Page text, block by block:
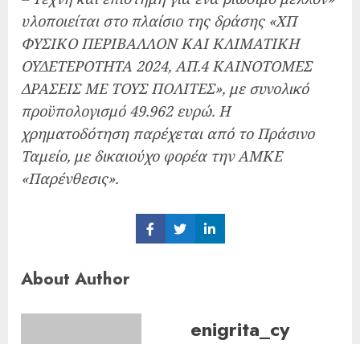
υλοποιείται στο πλαίσιο της δράσης «ΧΠ
ΦΥΣΙΚΟ ΠΕΡΙΒΑΛΛΟΝ ΚΑΙ ΚΛΙΜΑΤΙΚΗ
ΟΥΔΕΤΕΡΟΤΗΤΑ 2024, ΑΠ.4 ΚΑΙΝΟΤΟΜΕΣ
ΔΡΑΣΕΙΣ ΜΕ ΤΟΥΣ ΠΟΛΙΤΕΣ», με συνολικό
προϋπολογισμό 49.962 ευρώ. Η
χρηματοδότηση παρέχεται από το Πράσινο
Ταμείο, με δικαιούχο φορέα την ΑΜΚΕ
«Παρένθεσις».
Share
on
Share
on
Share
on
About Author
enigrita_cy